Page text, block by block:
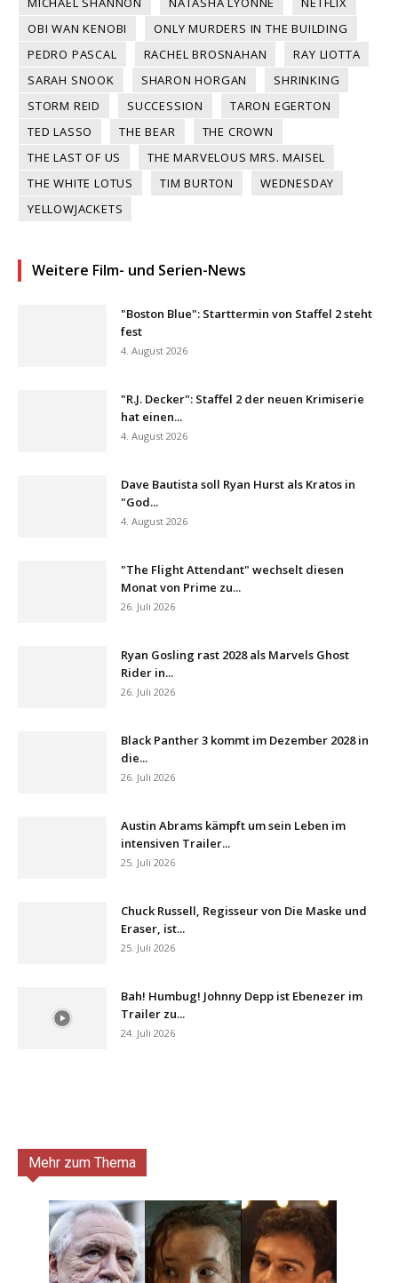
OBI WAN KENOBI
ONLY MURDERS IN THE BUILDING
PEDRO PASCAL
RACHEL BROSNAHAN
RAY LIOTTA
SARAH SNOOK
SHARON HORGAN
SHRINKING
STORM REID
SUCCESSION
TARON EGERTON
TED LASSO
THE BEAR
THE CROWN
THE LAST OF US
THE MARVELOUS MRS. MAISEL
THE WHITE LOTUS
TIM BURTON
WEDNESDAY
YELLOWJACKETS
Weitere Film- und Serien-News
"Boston Blue": Starttermin von Staffel 2 steht
fest
4. August 2026
"R.J. Decker": Staffel 2 der neuen Krimiserie
hat einen...
4. August 2026
Dave Bautista soll Ryan Hurst als Kratos in
"God...
4. August 2026
"The Flight Attendant" wechselt diesen
Monat von Prime zu...
26. Juli 2026
Ryan Gosling rast 2028 als Marvels Ghost
Rider in...
26. Juli 2026
Black Panther 3 kommt im Dezember 2028 in
die...
26. Juli 2026
Austin Abrams kämpft um sein Leben im
intensiven Trailer...
25. Juli 2026
Chuck Russell, Regisseur von Die Maske und
Eraser, ist...
25. Juli 2026
Bah! Humbug! Johnny Depp ist Ebenezer im
Trailer zu...
24. Juli 2026
Mehr zum Thema